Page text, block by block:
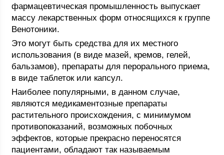
фармацевтическая промышленность выпускает
массу лекарственных форм относящихся к группе
Венотоники.
Это могут быть средства для их местного
использования (в виде мазей, кремов, гелей,
бальзамов), препараты для перорального приема,
в виде таблеток или капсул.
Наиболее популярными, в данном случае,
являются медикаментозные препараты
растительного происхождения, с минимумом
противопоказаний, возможных побочных
эффектов, которые прекрасно переносятся
пациентами, обладают так называемым